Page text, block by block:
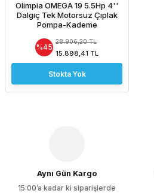
Olimpia OMEGA 19 5.5Hp 4''
Dalgıç Tek Motorsuz Çıplak
Pompa-Kademe
%45
28.906,20 TL
15.898,41 TL
Stokta Yok
Aynı Gün Kargo
15:00’a kadar ki siparişlerde